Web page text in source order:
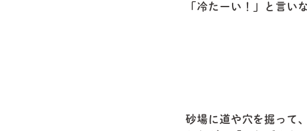
「冷たーい！」と言い
砂場に道や穴を掘って